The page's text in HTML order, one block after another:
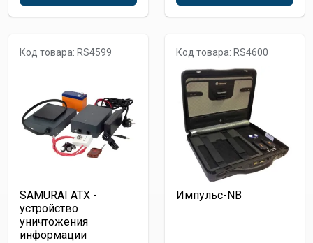
Код товара: RS4599
SAMURAI ATX -
устройство
уничтожения
информации
Код товара: RS4600
Импульс-NB